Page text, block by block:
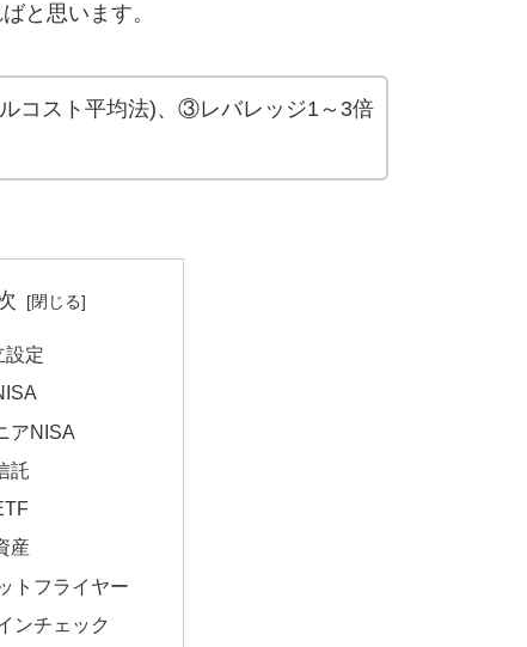
と思います。
コスト平均法)、③レバレッジ1～3倍
設定
アNISA
託
産
トフライヤー
ンチェック